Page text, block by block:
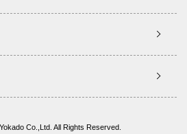
Co.,Ltd. All Rights Reserved.